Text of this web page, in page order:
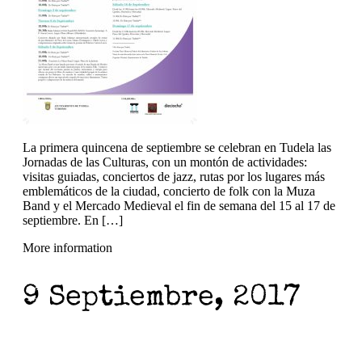
La primera quincena de septiembre se celebran en Tudela las
Jornadas de las Culturas, con un montón de actividades:
visitas guiadas, conciertos de jazz, rutas por los lugares más
emblemáticos de la ciudad, concierto de folk con la Muza
Band y el Mercado Medieval el fin de semana del 15 al 17 de
septiembre. En […]
More information
9 Septiembre, 2017